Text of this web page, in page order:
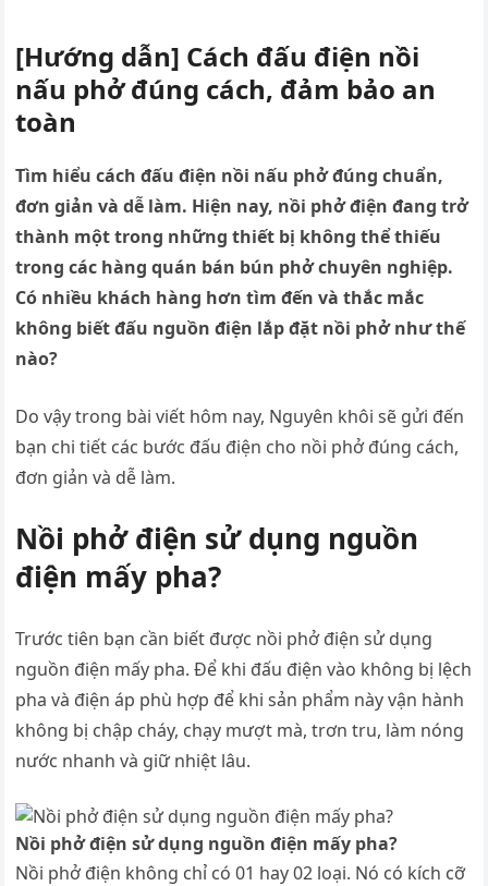
[Hướng dẫn] Cách đấu điện nồi
nấu phở đúng cách, đảm bảo an
toàn
Tìm hiểu cách đấu điện nồi nấu phở đúng chuẩn,
đơn giản và dễ làm. Hiện nay, nồi phở điện đang trở
thành một trong những thiết bị không thể thiếu
trong các hàng quán bán bún phở chuyên nghiệp.
Có nhiều khách hàng hơn tìm đến và thắc mắc
không biết đấu nguồn điện lắp đặt nồi phở như thế
nào?
Do vậy trong bài viết hôm nay, Nguyên khôi sẽ gửi đến
bạn chi tiết các bước đấu điện cho nồi phở đúng cách,
đơn giản và dễ làm.
Nồi phở điện sử dụng nguồn
điện mấy pha?
Trước tiên bạn cần biết được nồi phở điện sử dụng
nguồn điện mấy pha. Để khi đấu điện vào không bị lệch
pha và điện áp phù hợp để khi sản phẩm này vận hành
không bị chập cháy, chạy mượt mà, trơn tru, làm nóng
nước nhanh và giữ nhiệt lâu.
Nồi phở điện sử dụng nguồn điện mấy pha?
Nồi phở điện không chỉ có 01 hay 02 loại. Nó có kích cỡ